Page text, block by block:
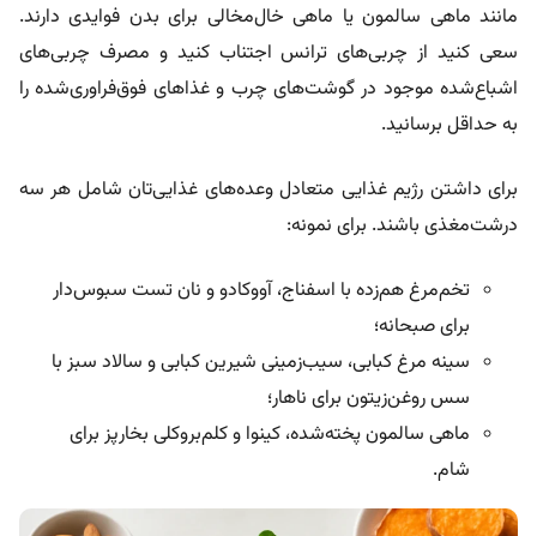
مانند ماهی سالمون یا ماهی خال‌مخالی برای بدن فوایدی دارند.
سعی کنید از چربی‌های ترانس اجتناب کنید و مصرف چربی‌های
اشباع‌شده موجود در گوشت‌های چرب و غذاهای فوق‌فراوری‌شده را
به حداقل برسانید.
برای داشتن رژیم غذایی متعادل وعده‌های غذایی‌تان شامل هر سه
درشت‌مغذی باشند. برای نمونه:
تخم‌مرغ هم‌زده با اسفناج، آووکادو و نان تست سبوس‌دار
برای صبحانه؛
سینه مرغ کبابی، سیب‌زمینی شیرین کبابی و سالاد سبز با
سس روغن‌زیتون برای ناهار؛
ماهی سالمون پخته‌شده، کینوا و کلم‌بروکلی بخارپز برای
شام.